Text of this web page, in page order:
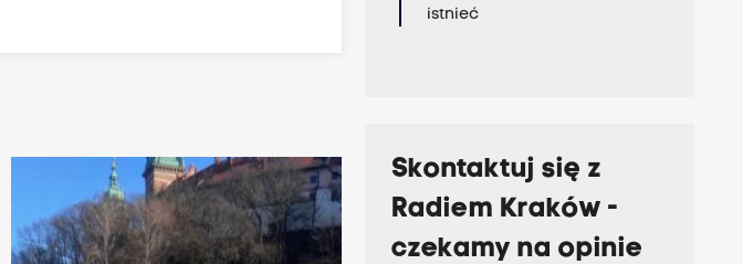
istnieć
Skontaktuj się z
Radiem Kraków -
czekamy na opinie